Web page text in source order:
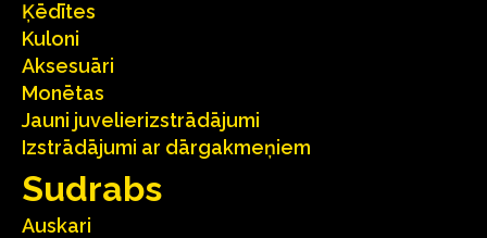
Ķēdītes
Kuloni
Aksesuāri
Monētas
Jauni juvelierizstrādājumi
Izstrādājumi ar dārgakmeņiem
Sudrabs
Auskari